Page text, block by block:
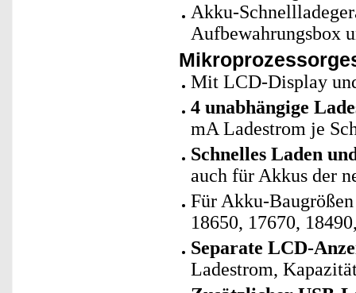
Akku-
Aufbewahrungsbox
Mit LCD-Display
4 unabhängige
mA Ladestrom je
Schnelles Laden
auch für Akkus der
Für Akku-
18650, 17670,
Separate LCD-
Ladestrom,